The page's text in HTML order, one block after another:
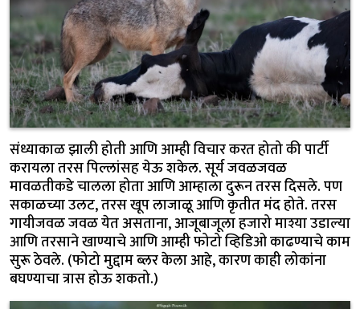
संध्याकाळ झाली होती आणि आम्ही विचार करत होतो की पार्टी
करायला तरस पिल्लांसह येऊ शकेल. सूर्य जवळजवळ
मावळतीकडे चालला होता आणि आम्हाला दुरून तरस दिसले. पण
सकाळच्या उलट, तरस खूप लाजाळू आणि कृतीत मंद होते. तरस
गायीजवळ जवळ येत असताना, आजूबाजूला हजारो माश्या उडाल्या
आणि तरसाने खाण्याचे आणि आम्ही फोटो व्हिडिओ काढण्याचे काम
सुरू ठेवले. (फोटो मुद्दाम ब्लर केला आहे, कारण काही लोकांना
बघण्याचा त्रास होऊ शकतो.)